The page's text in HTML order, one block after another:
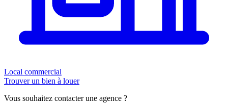
Local commercial
Trouver un bien à louer
Vous souhaitez contacter une agence ?